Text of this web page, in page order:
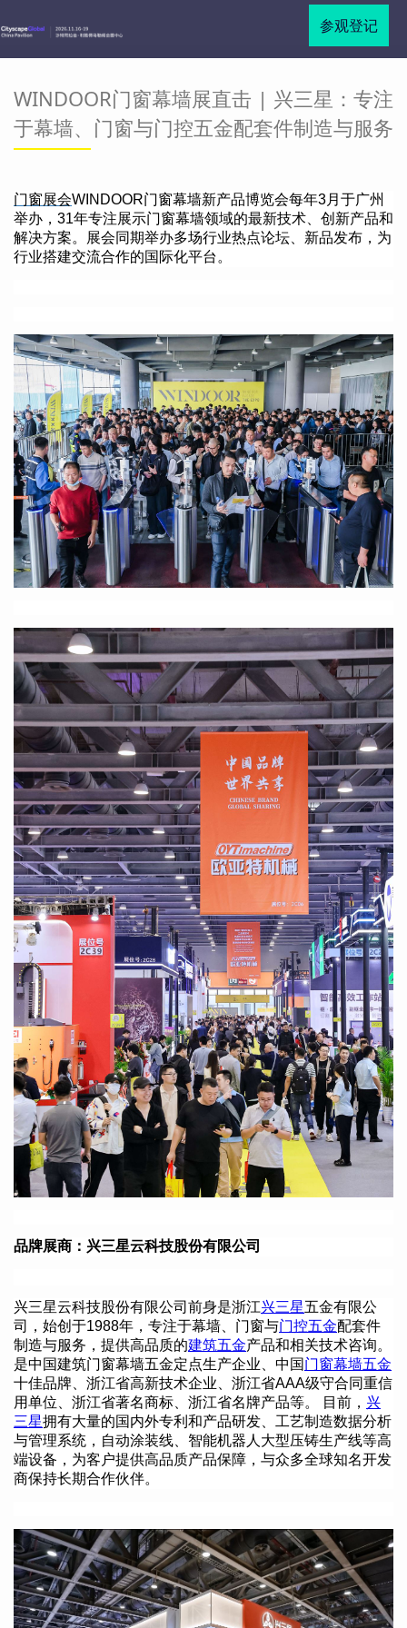
参观登记
WINDOOR门窗幕墙展直击 | 兴三星：专注
于幕墙、门窗与门控五金配套件制造与服务
门窗展会WINDOOR门窗幕墙新产品博览会每年3月于广州
举办， 31年专注展示门窗幕墙领域的最新技术、创新产品和
解决方案。展会同期举办多场行业热点论坛、新品发布，为
行业搭建交流合作的国际化平台。
品牌展商： 兴三星云科技股份有限公司
兴三星云科技股份有限公司前身是浙江兴三星五金有限公
司，始创于1988年，专注于幕墙、门窗与门控五金配套件
制造与服务，提供高品质的建筑五金产品和相关技术咨询。
是中国建筑门窗幕墙五金定点生产企业、中国门窗幕墙五金
十佳品牌、浙江省高新技术企业、浙江省AAA级守合同重信
用单位、浙江省著名商标、浙江省名牌产品等。 目前， 兴
三星拥有大量的国内外专利和产品研发、工艺制造数据分析
与管理系统，自动涂装线、智能机器人大型压铸生产线等高
端设备，为客户提供高品质产品保障，与众多全球知名开发
商保持长期合作伙伴。